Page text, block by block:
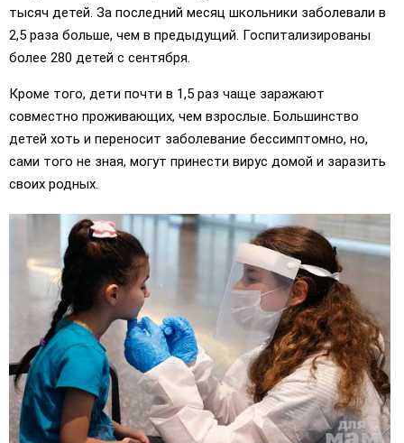
тысяч детей. За последний месяц школьники заболевали в
2,5 раза больше, чем в предыдущий. Госпитализированы
более 280 детей с сентября.
Кроме того, дети почти в 1,5 раз чаще заражают
совместно проживающих, чем взрослые. Большинство
детей хоть и переносит заболевание бессимптомно, но,
сами того не зная, могут принести вирус домой и заразить
своих родных.